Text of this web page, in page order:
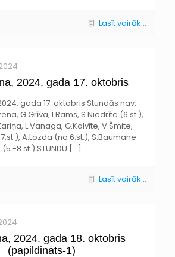
Lasīt vairāk...
2024. gada 17. oktobris
gada 17. oktobris Stundās nav:
G.Grīva, I.Rams, S.Niedrīte (6.st.),
L.Vanaga, G.Kalvīte, V.Šmite,
A.Lozda (no 6.st.), S.Baumane
(5.-8.st.) STUNDU […]
Lasīt vairāk...
2024. gada 18. oktobris
(papildināts-1)